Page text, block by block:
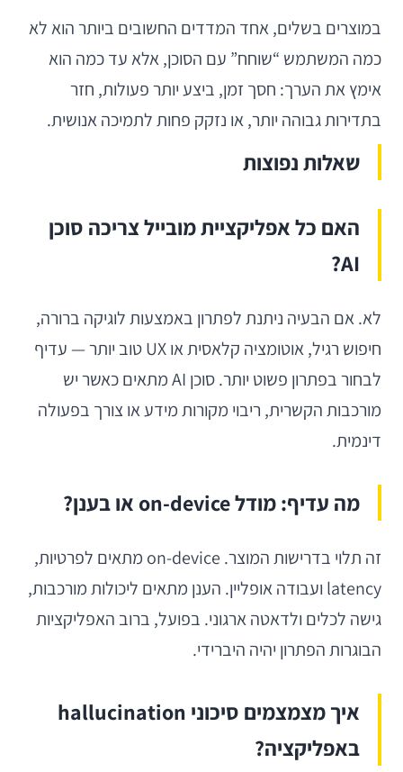
במוצרים בשלים, אחד המדדים החשובים ביותר הוא לא
כמה המשתמש “שוחח” עם הסוכן, אלא עד כמה הוא
אימץ את הערך: חסך זמן, ביצע יותר פעולות, חזר
בתדירות גבוהה יותר, או נזקק פחות לתמיכה אנושית.
שאלות נפוצות
האם כל אפליקציית מובייל צריכה סוכן
AI?
לא. אם הבעיה ניתנת לפתרון באמצעות לוגיקה ברורה,
חיפוש רגיל, אוטומציה קלאסית או UX טוב יותר — עדיף
לבחור בפתרון פשוט יותר. סוכן AI מתאים כאשר יש
מורכבות הקשרית, ריבוי מקורות מידע או צורך בפעולה
דינמית.
מה עדיף: מודל on-device או בענן?
זה תלוי בדרישות המוצר. on-device מתאים לפרטיות,
latency ועבודה אופליין. הענן מתאים ליכולות מורכבות,
גישה לכלים ולדאטה ארגוני. בפועל, ברוב האפליקציות
הבוגרות הפתרון יהיה היברידי.
איך מצמצמים סיכוני hallucination
באפליקציה?